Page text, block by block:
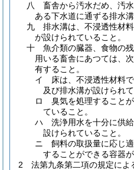
八
畜舎から汚水だめ、汚
ある下水道に通ずる排水
九
排水溝は、不浸透性材
が設けられていること。
十
魚介類の臓器、食物の
用いる畜舎にあつては、
有すること。
イ
床は、不浸透性材料
及び排水溝が設けられて
ロ
臭気を処理すること
ていること。
ハ
洗浄用水を十分に供
設けられていること。
ニ
飼料の取扱量に応じ
することができる容器
2
法第九条第二項の規定によ